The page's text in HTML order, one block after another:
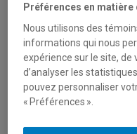
Préférences en matière
Nous utilisons des
informations qui nous
expérience sur le site, de
d’analyser les
pouvez personnaliser
« Préférences ».